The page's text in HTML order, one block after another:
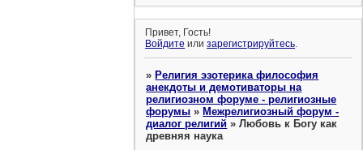
Привет, Гость!
Войдите илизарегистрируйтесь.
»Религия эзотерика философия
анекдоты и демотиваторы на
религиозном форуме - религиозные
форумы »Межрелигиозный форум -
диалог религий »Любовь к Богу как
древняя наука